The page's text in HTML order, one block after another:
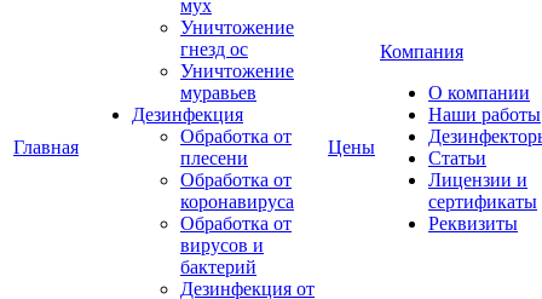
Главная
мух
Уничтожение
гнезд ос
Уничтожение
муравьев
Дезинфекция
Обработка от
плесени
Обработка от
коронавируса
Обработка от
вирусов и
бактерий
Дезинфекция от
Цены
Компания
О компании
Наши работы
Статьи
Лицензии и
сертификаты
Реквизиты